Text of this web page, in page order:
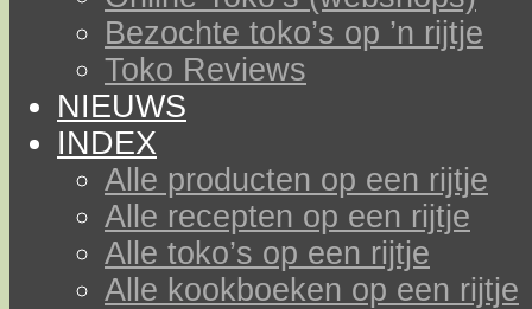
Bezochte toko’s op ’n rijtje
Toko Reviews
NIEUWS
INDEX
Alle producten op een rijtje
Alle recepten op een rijtje
Alle toko’s op een rijtje
Alle kookboeken op een rijtje